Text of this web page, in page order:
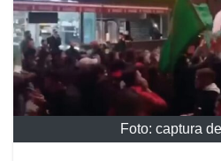
Foto: captura